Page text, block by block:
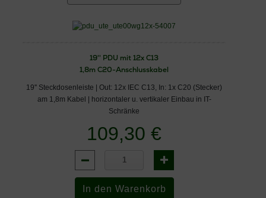
19'' PDU mit 12x C13
1,8m C20-Anschlusskabel
19'' Steckdosenleiste | Out: 12x IEC C13, In: 1x C20 (Stecker)
am 1,8m Kabel | horizontaler u. vertikaler Einbau in IT-
Schränke
109,30 €